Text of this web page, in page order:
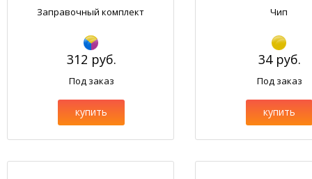
Заправочный комплект
312 руб.
Под заказ
купить
Чип
34 руб.
Под заказ
купить